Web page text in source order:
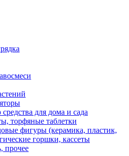
для дома и сада
торфяные таблетки
фигуры (керамика, пластик,
горшки, кассеты
прочее